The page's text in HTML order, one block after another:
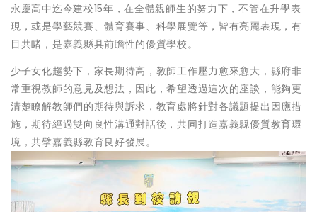
永慶高中迄今建校15年，在全體親師生的努力下，不管在升學表
現，或是學藝競賽、體育賽事、科學展覽等，皆有亮麗表現，有
目共睹，是嘉義縣具前瞻性的優質學校。
少子女化趨勢下，家長期待高，教師工作壓力愈來愈大，縣府非
常重視教師的意見及想法，因此，希望透過這次的座談，能夠更
清楚瞭解教師們的期待與訴求，教育處將針對各議題提出因應措
施，期待經過雙向良性溝通對話後，共同打造嘉義縣優質教育環
境，共擘嘉義縣教育良好發展。